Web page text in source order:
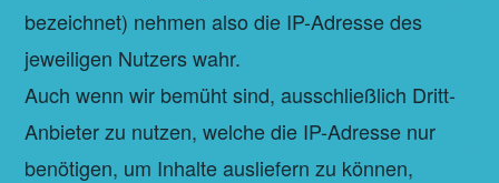
bezeichnet) nehmen also die IP-Adresse des
jeweiligen Nutzers wahr.
Auch wenn wir bemüht sind, ausschließlich Dritt-
Anbieter zu nutzen, welche die IP-Adresse nur
benötigen, um Inhalte ausliefern zu können,